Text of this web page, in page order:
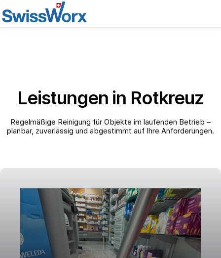
Leistungen in Rotkreuz
Regelmäßige Reinigung für Objekte im laufenden Betrieb –
planbar, zuverlässig und abgestimmt auf Ihre Anforderungen.